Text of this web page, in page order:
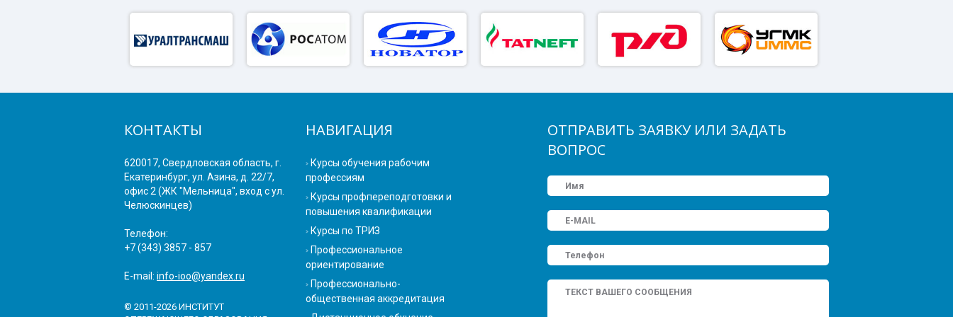
ОТПРАВИТЬ ЗАЯВКУ ИЛИ ЗАДАТЬ
ВОПРОС
НАВИГАЦИЯ
Курсы обучения рабочим
профессиям
Курсы профпереподготовки и
повышения квалификации
Курсы по ТРИЗ
Профессиональное
ориентирование
Профессионально-
общественная аккредитация
КОНТАКТЫ
620017, Свердловская область, г.
Екатеринбург, ул. Азина, д. 22/7,
офис 2 (ЖК "Мельница", вход с ул.
Челюскинцев)
Телефон:
+7 (343) 3857 - 857
E-mail:info-ioo@yandex.ru
© 2011-2026 ИНСТИТУТ